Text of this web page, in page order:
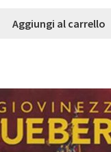
Aggiungi al carrello